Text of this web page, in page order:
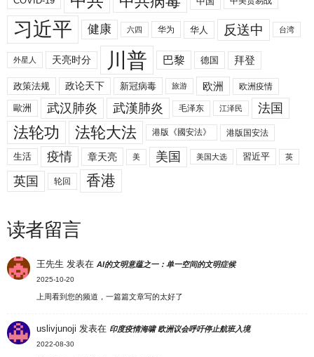
习近平 健康 六四 华为 华人 反送中 台湾
外星人 天亮时分 川普 巴黎 德国 拜登
政策法规 政论天下 新冠病毒 旅游 欧洲 欧洲疫情
歐洲 武汉肺炎 武漢肺炎 毛泽东 江泽民 法国
法轮功 法轮大法 港版《國安法》 港版国安法
生活 疫情 章天亮 美 美国 美国大选 習近平 英
英国 轮回 香港
读者留言
王先生 发表在AI的文明意蕴之一：单一空间的文明症候
2025-10-20
上周看到您的频道，一篇篇文章写的太好了
uslivjunoji 发表在 印度疫情海啸 欧洲议会呼吁停止航班入境
2022-08-30